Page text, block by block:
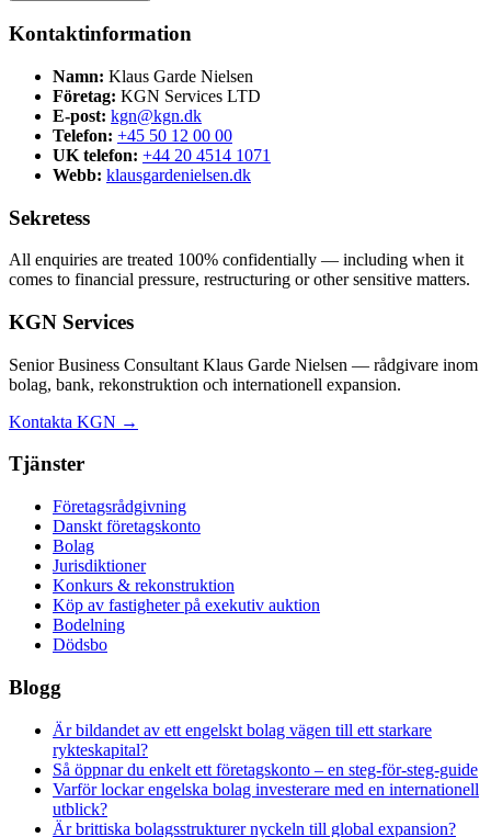
Kontaktinformation
Namn: Klaus Garde Nielsen
Företag: KGN Services LTD
E-post: kgn@kgn.dk
Telefon: +45 50 12 00 00
UK telefon: +44 20 4514 1071
Webb: klausgardenielsen.dk
Sekretess
All enquiries are treated 100% confidentially — including when it
comes to financial pressure, restructuring or other sensitive matters.
KGN Services
Senior Business Consultant Klaus Garde Nielsen — rådgivare inom
bolag, bank, rekonstruktion och internationell expansion.
Kontakta KGN →
Tjänster
Företagsrådgivning
Danskt företagskonto
Bolag
Jurisdiktioner
Konkurs & rekonstruktion
Köp av fastigheter på exekutiv auktion
Bodelning
Dödsbo
Blogg
Är bildandet av ett engelskt bolag vägen till ett starkare
rykteskapital?
Så öppnar du enkelt ett företagskonto – en steg-för-steg-guide
Varför lockar engelska bolag investerare med en internationell
utblick?
Är brittiska bolagsstrukturer nyckeln till global expansion?